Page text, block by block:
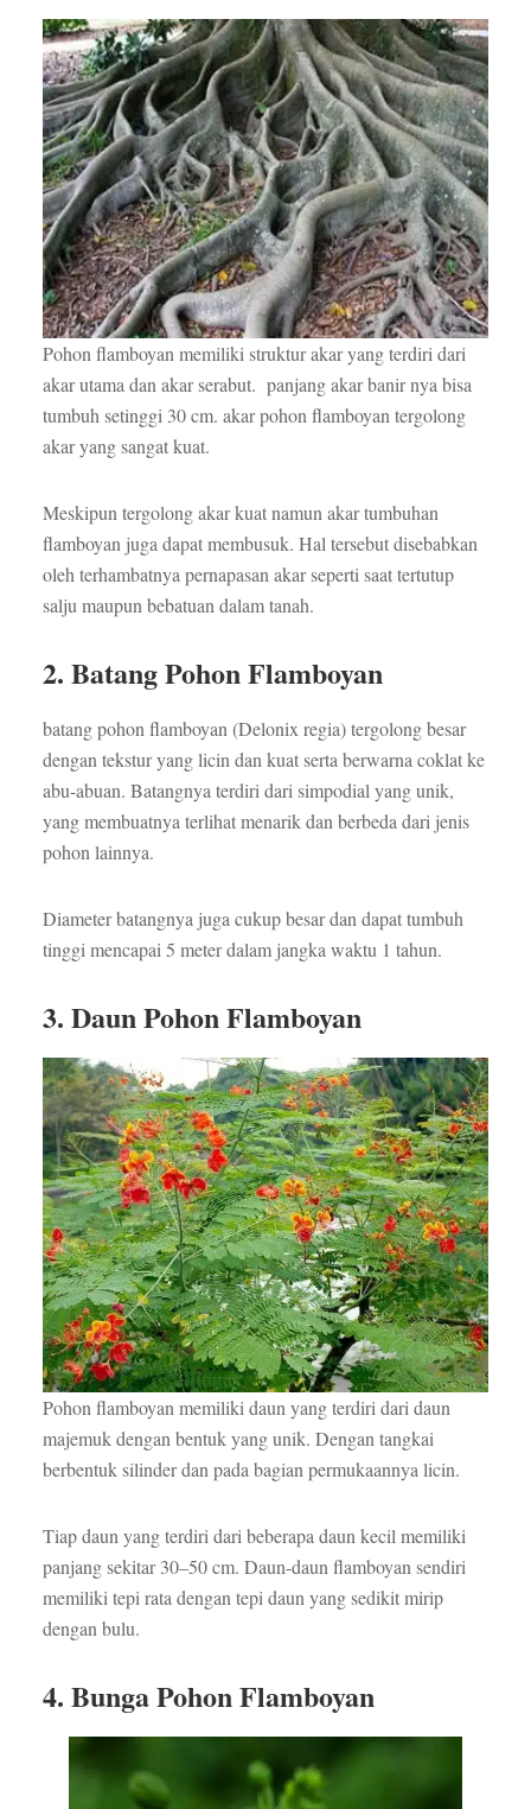
Pohon flamboyan memiliki struktur akar yang terdiri dari
akar utama dan akar serabut. panjang akar banir nya bisa
tumbuh setinggi 30 cm. akar pohon flamboyan tergolong
akar yang sangat kuat.
Meskipun tergolong akar kuat namun akar tumbuhan
flamboyan juga dapat membusuk. Hal tersebut disebabkan
oleh terhambatnya pernapasan akar seperti saat tertutup
salju maupun bebatuan dalam tanah.
2. Batang Pohon Flamboyan
batang pohon flamboyan (Delonix regia) tergolong besar
dengan tekstur yang licin dan kuat serta berwarna coklat ke
abu-abuan. Batangnya terdiri dari simpodial yang unik,
yang membuatnya terlihat menarik dan berbeda dari jenis
pohon lainnya.
Diameter batangnya juga cukup besar dan dapat tumbuh
tinggi mencapai 5 meter dalam jangka waktu 1 tahun.
3. Daun Pohon Flamboyan
Pohon flamboyan memiliki daun yang terdiri dari daun
majemuk dengan bentuk yang unik. Dengan tangkai
berbentuk silinder dan pada bagian permukaannya licin.
Tiap daun yang terdiri dari beberapa daun kecil memiliki
panjang sekitar 30–50 cm. Daun-daun flamboyan sendiri
memiliki tepi rata dengan tepi daun yang sedikit mirip
dengan bulu.
4. Bunga Pohon Flamboyan